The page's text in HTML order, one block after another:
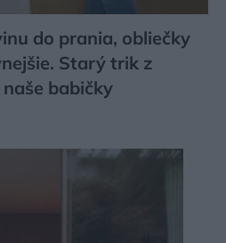
do prania, obliečky
Starý trik z
babičky